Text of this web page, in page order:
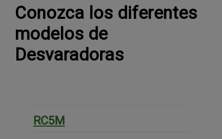
Conozca los diferentes
modelos de
Desvaradoras
RC5M